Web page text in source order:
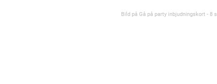
Bild på Gå på party inbjudningskort - 8